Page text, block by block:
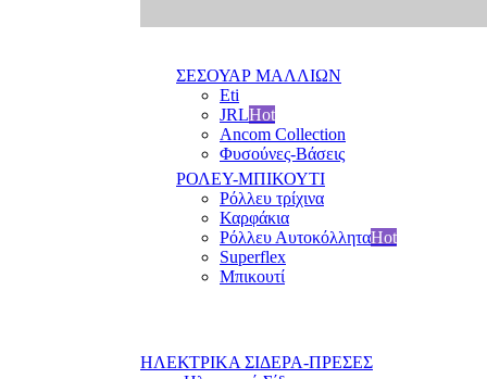
ΣΕΣΟΥΑΡ ΜΑΛΛΙΩΝ
Eti
JRLHot
Ancom Collection
Φυσούνες-Βάσεις
ΡΟΛΕΥ-ΜΠΙΚΟΥΤΙ
Ρόλλευ τρίχινα
Καρφάκια
Ρόλλευ ΑυτοκόλληταHot
Superflex
Μπικουτί
ΗΛΕΚΤΡΙΚΑ ΣΙΔΕΡΑ-ΠΡΕΣΕΣ